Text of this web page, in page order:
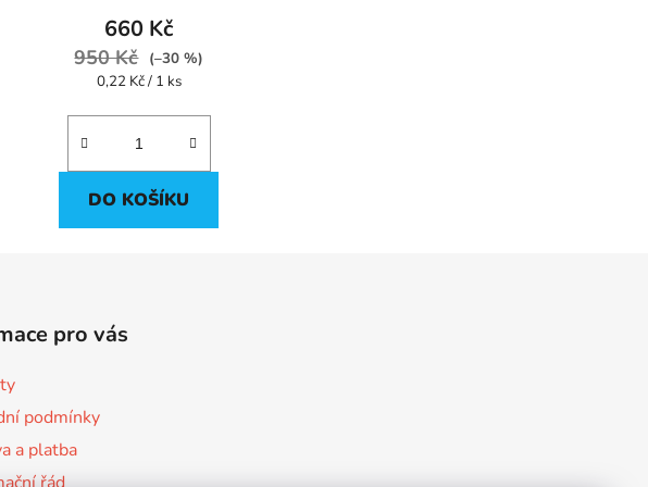
660 Kč
950 Kč (–30 %)
Měrná
0,22 Kč / 1 ks
DO KOŠÍKU
pro vás
podmínky
a platba